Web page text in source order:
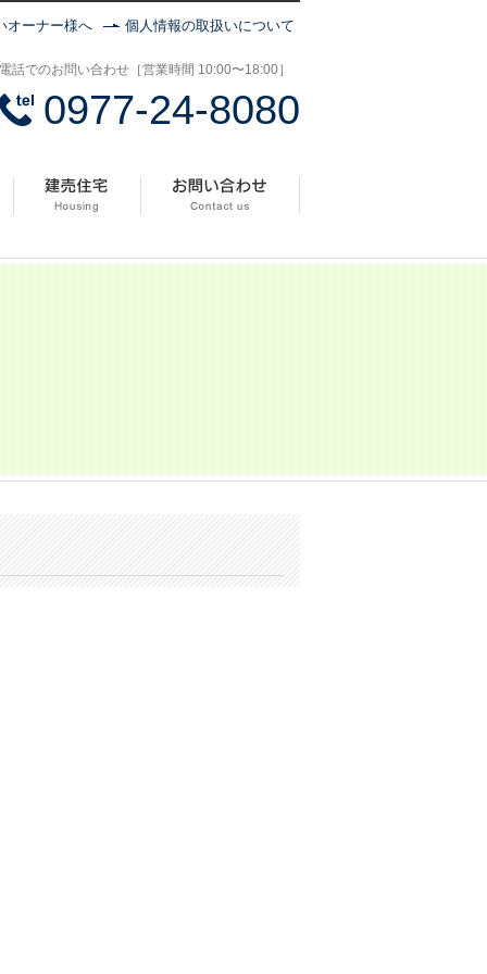
電話でのお問い合わせ［営業時間 10:00〜18:00］
0977-24-8080
オーナー様へ 個人情報の取扱いについて